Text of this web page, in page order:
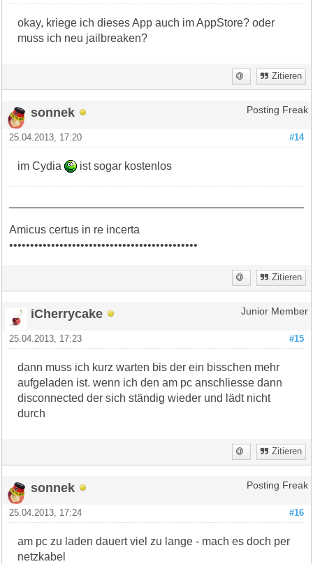
okay, kriege ich dieses App auch im AppStore? oder
muss ich neu jailbreaken?
Zitieren
sonnek Posting Freak
#14
25.04.2013, 17:20
im Cydia ist sogar kostenlos
Amicus certus in re incerta
•••••••••••••••••••••••••••••••••••••••••••••
Zitieren
iCherrycake Junior Member
#15
25.04.2013, 17:23
dann muss ich kurz warten bis der ein bisschen mehr
aufgeladen ist. wenn ich den am pc anschliesse dann
disconnected der sich ständig wieder und lädt nicht
durch
Zitieren
sonnek Posting Freak
#16
25.04.2013, 17:24
am pc zu laden dauert viel zu lange - mach es doch per
netzkabel